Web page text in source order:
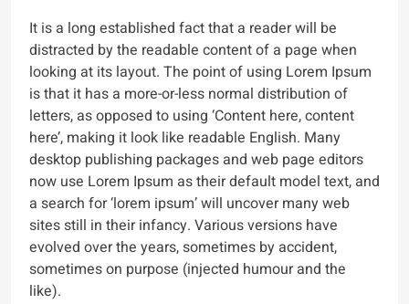
It is a long established fact that a reader will be
distracted by the readable content of a page when
looking at its layout. The point of using Lorem Ipsum
is that it has a more-or-less normal distribution of
letters, as opposed to using ‘Content here, content
here’, making it look like readable English. Many
desktop publishing packages and web page editors
now use Lorem Ipsum as their default model text, and
a search for ‘lorem ipsum’ will uncover many web
sites still in their infancy. Various versions have
evolved over the years, sometimes by accident,
sometimes on purpose (injected humour and the
like).